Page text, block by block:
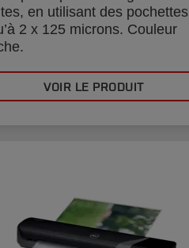
en utilisant des pochettes
2 x 125 microns. Couleur
VOIR LE PRODUIT